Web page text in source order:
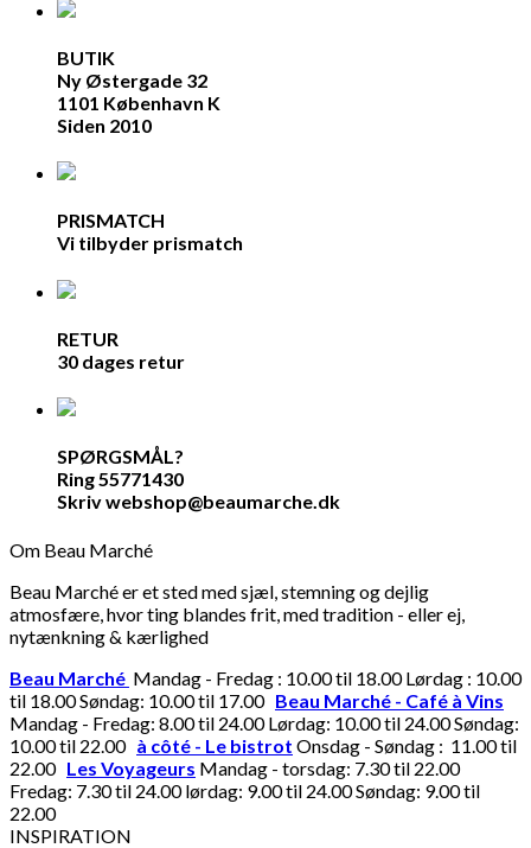
BUTIK
Ny Østergade 32
1101 København K
Siden 2010
PRISMATCH
Vi tilbyder prismatch
RETUR
30 dages retur
SPØRGSMÅL?
Ring 55771430
Skriv webshop@beaumarche.dk
Om Beau Marché
Beau Marché er et sted med sjæl, stemning og dejlig
atmosfære, hvor ting blandes frit, med tradition - eller ej,
nytænkning & kærlighed
Beau Marché Mandag - Fredag : 10.00 til 18.00 Lørdag : 10.00
til 18.00 Søndag: 10.00 til 17.00 Beau Marché - Café à Vins
Mandag - Fredag: 8.00 til 24.00 Lørdag: 10.00 til 24.00 Søndag:
10.00 til 22.00 à côté - Le bistrot Onsdag - Søndag : 11.00 til
22.00 Les Voyageurs Mandag - torsdag: 7.30 til 22.00
Fredag: 7.30 til 24.00 lørdag: 9.00 til 24.00 Søndag: 9.00 til
22.00
INSPIRATION